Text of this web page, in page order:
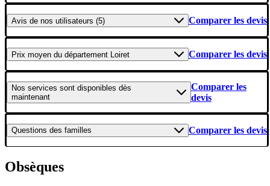
Avis de nos utilisateurs (5) Comparer les devis
Prix moyen du département Loiret Comparer les devis
Nos services sont disponibles dès
maintenant
Comparer les
devis
Questions des familles Comparer les devis
Obsèques